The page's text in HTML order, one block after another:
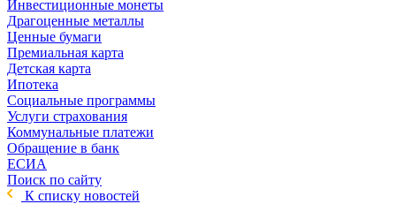
Инвестиционные монеты
Драгоценные металлы
Ценные бумаги
Премиальная карта
Детская карта
Ипотека
Социальные программы
Услуги страхования
Коммунальные платежи
Обращение в банк
ЕСИА
Поиск по сайту
К списку новостей